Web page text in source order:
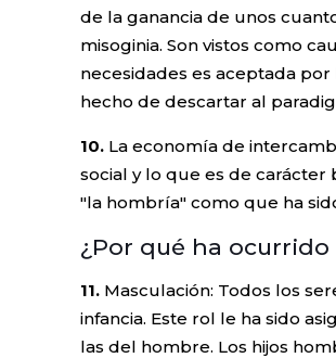
de la ganancia de unos
misoginia. Son vistos como
necesidades es aceptada
hecho de descartar al
10. La economía de
social y lo que es de
"la hombría" como que ha
¿Por qué ha ocurrido
11. Masculación: Todos los
infancia. Este rol le ha sido
las del hombre. Los hijos